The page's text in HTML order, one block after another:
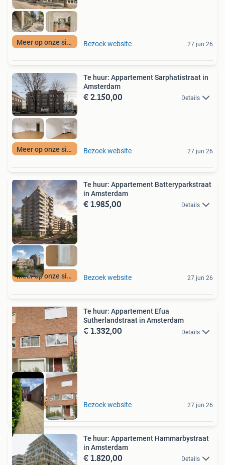
Meer op onze site Bezoek website 27 jun 26
Meer op onze site
Te huur: Appartement Sarphatistraat in
Amsterdam
€ 2.150,00 Details
Bezoek website 27 jun 26
Meer op onze site
Te huur: Appartement Batteryparkstraat
in Amsterdam
€ 1.985,00 Details
Bezoek website 27 jun 26
Meer op onze site
Te huur: Appartement Efua
Sutherlandstraat in Amsterdam
€ 1.332,00 Details
Bezoek website 27 jun 26
Te huur: Appartement Hammarbystraat
in Amsterdam
€ 1.820,00 Details